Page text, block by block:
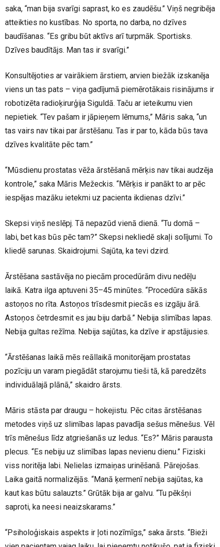
saka, “man bija svarīgi saprast, ko es zaudēšu.” Viņš negribēja
atteikties no kustības. No sporta, no darba, no dzīves
baudīšanas. “Es gribu būt aktīvs arī turpmāk. Sportisks.
Dzīves baudītājs. Man tas ir svarīgi.”
Konsultējoties ar vairākiem ārstiem, arvien biežāk izskanēja
viens un tas pats – viņa gadījumā piemērotākais risinājums ir
robotizēta radioķirurģija Siguldā. Taču ar ieteikumu vien
nepietiek. “Tev pašam ir jāpieņem lēmums,” Māris saka, “un
tas vairs nav tikai par ārstēšanu. Tas ir par to, kāda būs tava
dzīves kvalitāte pēc tam.”
“Mūsdienu prostatas vēža ārstēšanā mērķis nav tikai audzēja
kontrole,” saka Māris Mežeckis. “Mērķis ir panākt to ar pēc
iespējas mazāku ietekmi uz pacienta ikdienas dzīvi.”
Skepsi viņš neslēpj. Tā nepazūd vienā dienā. “Tu domā –
labi, bet kas būs pēc tam?” Skepsi nekliedē skaļi solījumi. To
kliedē sarunas. Skaidrojumi. Sajūta, ka tevi dzird.
Ārstēšana sastāvēja no piecām procedūrām divu nedēļu
laikā. Katra ilga aptuveni 35–45 minūtes. “Procedūra sākās
astoņos no rīta. Astoņos trīsdesmit piecās es izgāju ārā.
Astoņos četrdesmit es jau biju darbā.” Nebija slimības lapas.
Nebija gultas režīma. Nebija sajūtas, ka dzīve ir apstājusies.
“Ārstēšanas laikā mēs reāllaikā monitorējam prostatas
pozīciju un varam piegādāt starojumu tieši tā, kā paredzēts
individuālajā plānā,” skaidro ārsts.
Māris stāsta par draugu – hokejistu. Pēc citas ārstēšanas
metodes viņš uz slimības lapas pavadīja sešus mēnešus. Vēl
trīs mēnešus līdz atgriešanās uz ledus. “Es?” Māris parausta
plecus. “Es nebiju uz slimības lapas nevienu dienu.” Fiziski
viss noritēja labi. Nelielas izmaiņas urinēšanā. Pārejošas.
Laika gaitā normalizējās. “Manā ķermenī nebija sajūtas, ka
kaut kas būtu salauzts.” Grūtāk bija ar galvu. “Tu pēkšņi
saproti, ka neesi neaizskarams.”
“Psiholoģiskais aspekts ir ļoti nozīmīgs,” saka ārsts. “Bieži